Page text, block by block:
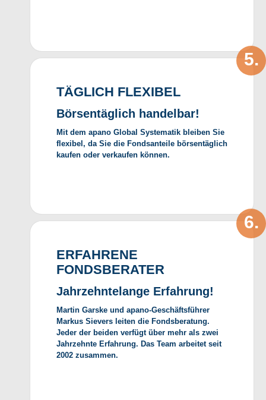
TÄGLICH FLEXIBEL
Börsentäglich handelbar!
Mit dem apano Global Systematik bleiben Sie
flexibel, da Sie die Fondsanteile börsentäglich
kaufen oder verkaufen können.
ERFAHRENE
FONDSBERATER
Jahrzehntelange Erfahrung!
Martin Garske und apano-Geschäftsführer
Markus Sievers leiten die Fondsberatung.
Jeder der beiden verfügt über mehr als zwei
Jahrzehnte Erfahrung. Das Team arbeitet seit
2002 zusammen.